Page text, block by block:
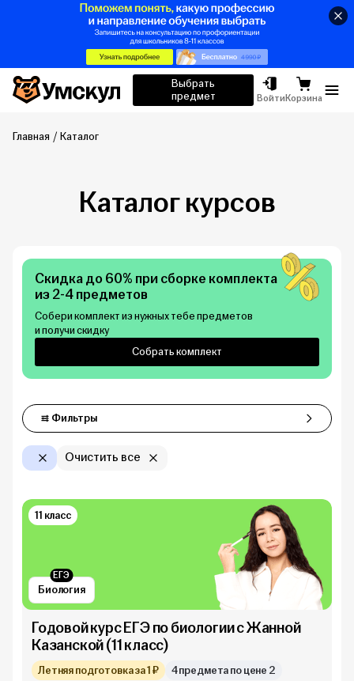
Умскул
Выбрать
предмет
ВойтиКорзина
Главная Каталог
Каталог курсов
Скидка до 60% при сборке комплекта
из 2-4 предметов
Собери комплект из нужных тебе предметов
и получи скидку
Собрать комплект
ФильтрыФильтры
Очистить все
Биология
ЕГЭ
11 класс
Годовой курс ЕГЭ по биологии с Жанной
Казанской (11 класс)
Летняя подготовка за 1 ₽ 4 предмета по цене 2